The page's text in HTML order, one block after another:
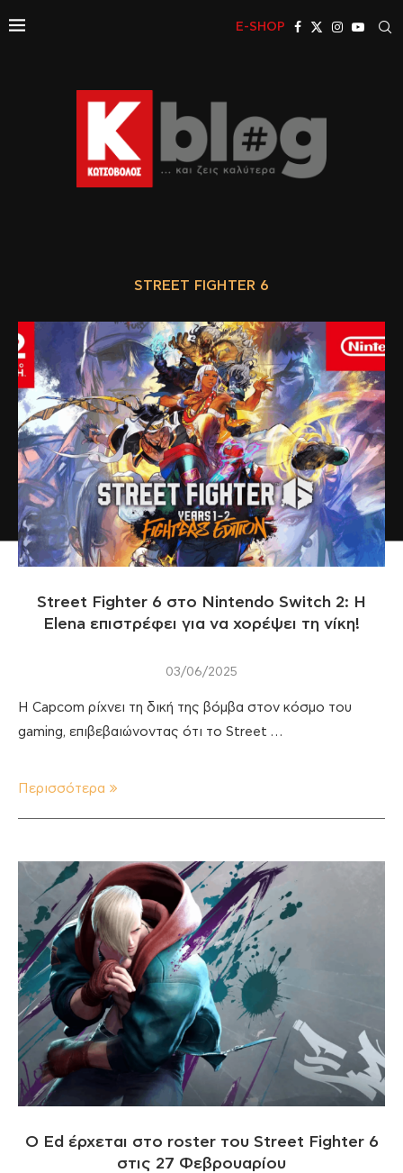
E-SHOP
STREET FIGHTER 6
Street Fighter 6 στο Nintendo Switch 2: H
Elena επιστρέφει για να χορέψει τη νίκη!
03/06/2025
Η Capcom ρίχνει τη δική της βόμβα στον κόσμο του
gaming, επιβεβαιώνοντας ότι το Street …
Περισσότερα
O Ed έρχεται στο roster του Street Fighter 6
στις 27 Φεβρουαρίου